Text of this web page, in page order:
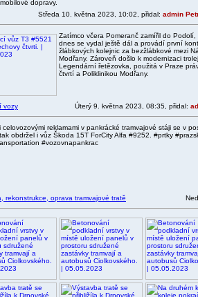
dopravy.
Středa 10. května 2023, 10:02, přidal: admin
Zatímco včera Pomeranč zamířil do
dnes se vydal ještě dál a provádí první
žlábkových kolejnic za bezžlábkové mezi
Modřany. Zároveň došlo k modernizaci
Legendární řetězovka, použitá v Praze
čtvrtí a Poliklinikou Modřany.
vozy Úterý 9. května 2023, 08:35, přidal:
celovozovými reklamami v pankrácké tramvajové stáji se v
obdržel i vůz Škoda 15T ForCity Alfa #9252. #prtky
#vozovnapankrac
rekonstrukce, oprava tramvajové tratě